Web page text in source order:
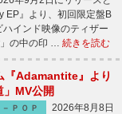
EP』より、初回限定盤B
インド映像のティザー
の中の印 … 続きを読む
『Adamantite』より
MV公開
－ＰＯＰ
2026年8月8日